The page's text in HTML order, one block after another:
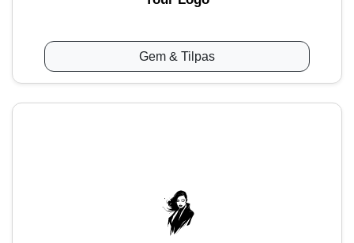
Gem & Tilpas